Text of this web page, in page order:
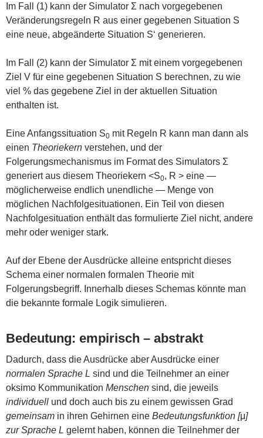
Im Fall (1) kann der Simulator Σ nach vorgegebenen
Veränderungsregeln R aus einer gegebenen Situation S
eine neue, abgeänderte Situation S‘ generieren.
Im Fall (2) kann der Simulator Σ mit einem vorgegebenen
Ziel V für eine gegebenen Situation S berechnen, zu wie
viel % das gegebene Ziel in der aktuellen Situation
enthalten ist.
Eine Anfangssituation S0 mit Regeln R kann man dann als
einen Theoriekern verstehen, und der
Folgerungsmechanismus im Format des Simulators Σ
generiert aus diesem Theoriekern <S0, R > eine —
möglicherweise endlich unendliche — Menge von
möglichen Nachfolgesituationen. Ein Teil von diesen
Nachfolgesituation enthält das formulierte Ziel nicht, andere
mehr oder weniger stark.
Auf der Ebene der Ausdrücke alleine entspricht dieses
Schema einer normalen formalen Theorie mit
Folgerungsbegriff. Innerhalb dieses Schemas könnte man
die bekannte formale Logik simulieren.
Bedeutung: empirisch – abstrakt
Dadurch, dass die Ausdrücke aber Ausdrücke einer
normalen Sprache L sind und die Teilnehmer an einer
oksimo Kommunikation Menschen sind, die jeweils
individuell und doch auch bis zu einem gewissen Grad
gemeinsam in ihren Gehirnen eine Bedeutungsfunktion [μ]
zur Sprache L gelernt haben, können die Teilnehmer der